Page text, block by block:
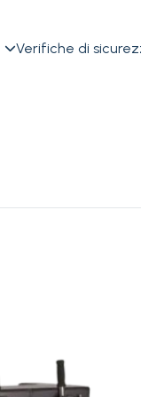
Verifiche di